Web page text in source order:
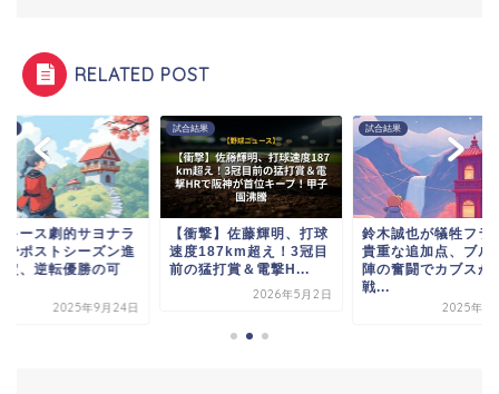
RELATED POST
撃】佐藤輝明、打球
187km超え！3冠目
猛打賞＆電撃H...
試合結果
鈴木誠也が犠牲フライで
貴重な追加点、ブルペン
陣の奮闘でカブスが接
試合結果
ヤンキース劇的サヨ
勝ちでポストシーズ
出決定、逆転優勝の
能...
2025年9